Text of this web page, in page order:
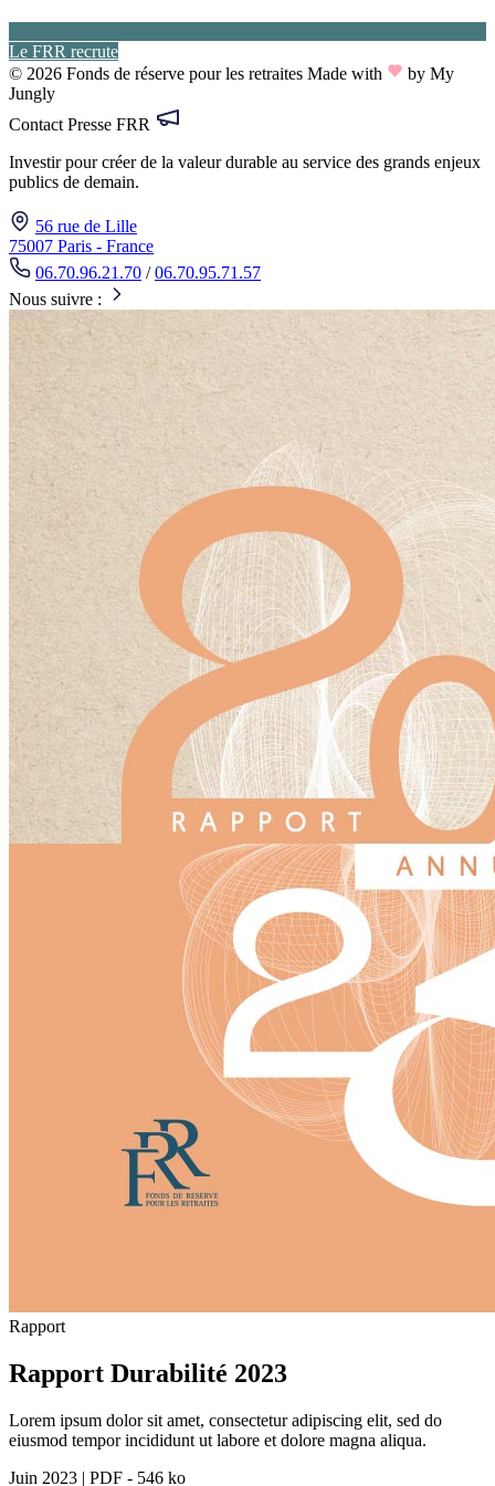
Le FRR recrute
© 2026 Fonds de réserve pour les retraites Made with
by My
Jungly
Contact Presse FRR
Investir pour créer de la valeur durable au service des grands enjeux
publics de demain.
56 rue de Lille
75007 Paris - France
06.70.96.21.70 /06.70.95.71.57
Nous suivre :
Rapport
Rapport Durabilité 2023
Lorem ipsum dolor sit amet, consectetur adipiscing elit, sed do
eiusmod tempor incididunt ut labore et dolore magna aliqua.
Juin 2023 | PDF - 546 ko